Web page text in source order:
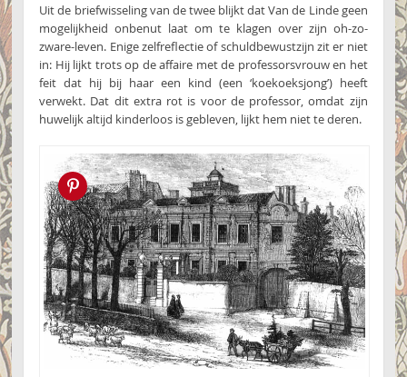
Uit de briefwisseling van de twee blijkt dat Van de Linde geen
mogelijkheid onbenut laat om te klagen over zijn oh-zo-
zware-leven. Enige zelfreflectie of schuldbewustzijn zit er niet
in: Hij lijkt trots op de affaire met de professorsvrouw en het
feit dat hij bij haar een kind (een ‘koekoeksjong’) heeft
verwekt. Dat dit extra rot is voor de professor, omdat zijn
huwelijk altijd kinderloos is gebleven, lijkt hem niet te deren.
Pin this!